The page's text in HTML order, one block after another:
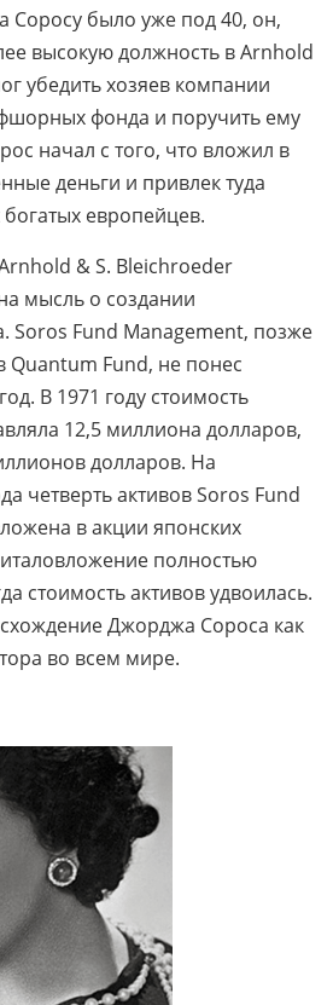
Соросу было уже под 40, он,
высокую должность в Arnhold
убедить хозяев компании
фонда и поручить ему
начал с того, что вложил в
деньги и привлек туда
европейцев.
& S. Bleichroeder
мысль о создании
Soros Fund Management, позже
Fund, не понес
В 1971 году стоимость
12,5 миллиона долларов,
долларов. На
четверть активов Soros Fund
в акции японских
полностью
стоимость активов удвоилась.
Джорджа Сороса как
во всем мире.